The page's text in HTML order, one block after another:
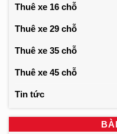
Thuê xe 16 chỗ
Thuê xe 29 chỗ
Thuê xe 35 chỗ
Thuê xe 45 chỗ
Tin tức